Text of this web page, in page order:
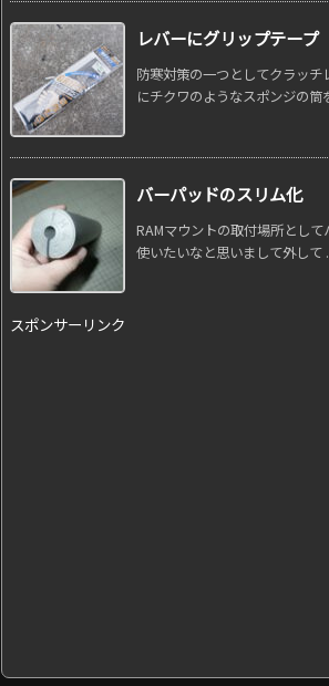
レバーにグリップテープ
防寒対策の一つとしてクラッチ
にチクワのようなスポンジの筒
バーパッドのスリム化
RAMマウントの取付場所とし
使いたいなと思いまして外して
スポンサーリンク